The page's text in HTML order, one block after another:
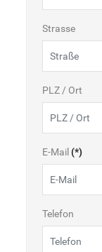
Strasse
PLZ / Ort
E-Mail (*)
Telefon